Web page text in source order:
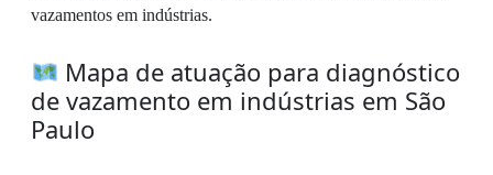
vazamentos em indústrias.
Mapa de atuação para diagnóstico
de vazamento em indústrias em São
Paulo